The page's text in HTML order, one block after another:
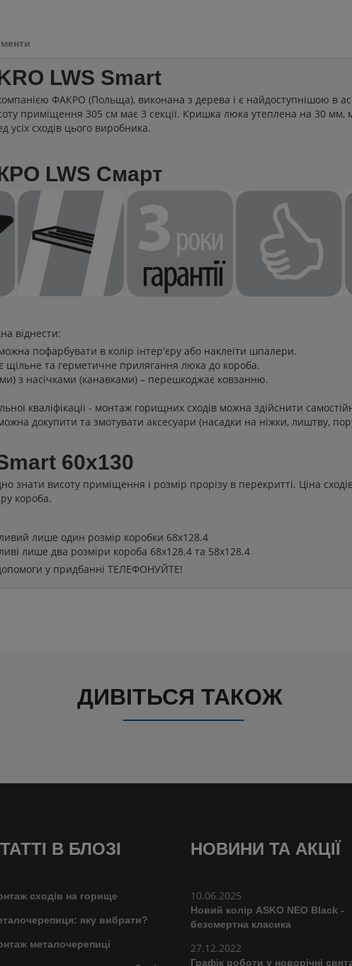
LWS Smart
ФАКРО (Польща), виконана з дерева і є найдоступнішою в
приміщення 305 см має 3 секції. Кришка люка утеплена на 30 мм,
усіх сходів цього виробника.
LWS Смарт
віднести:
пофарбувати в колір інтер'єру або наклеїти шпалери.
щільне та герметичне прилягання люка до короба.
з насічками (канавками) – перешкоджає ковзанню.
кваліфікації - монтаж горищних сходів можна здійснити
докупити та змотувати аксесуари (насадки на ніжки, лиштву,
60x130
знати висоту приміщення і розмір прорізу в перекритті. Ціна
короба.
лише один розмір коробки 68x128.4
лише два розміри короба 68x128.4 та 58x128.4
допомоги у придбанні ТЕЛЕФОНУЙТЕ!
ДИВІТЬСЯ ТАКОЖ
В БЛОЗІ
сходів на горище
яку вибрати?
металочерепиці
НОВИНИ ТА АКЦІЇ
10.06.2025
Новий колір ASKO NEO Black -
безсмертна класика
27.12.2022
Графік роботи у новорічні